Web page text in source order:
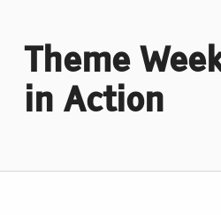
Theme
in Action